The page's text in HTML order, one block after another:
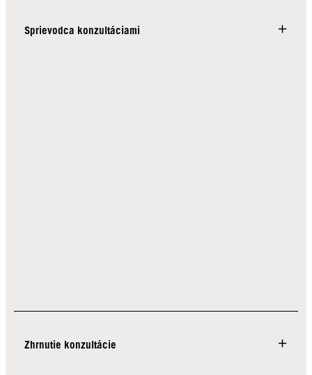
Sprievodca konzultáciami
Zhrnutie konzultácie